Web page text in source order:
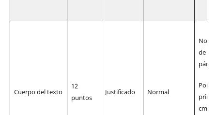
Cuerpo del texto
12
puntos
Justificado Normal
No
de
cm